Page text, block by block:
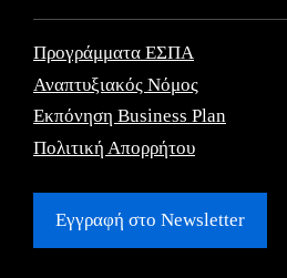
Προγράμματα ΕΣΠΑ
Αναπτυξιακός Νόμος
Εκπόνηση Business Plan
Πολιτική Απορρήτου
Εγγραφή στο Newsletter